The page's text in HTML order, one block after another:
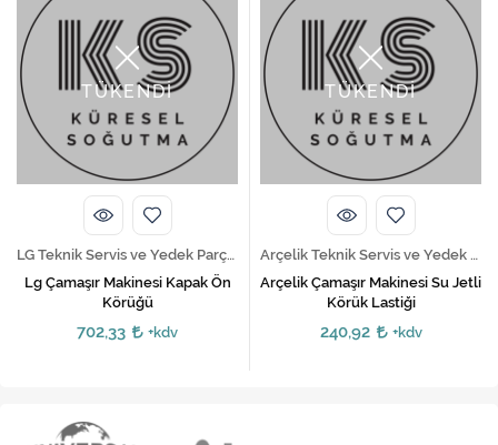
TÜKENDİ
LG Teknik Servis ve Yedek Parça Hizmetleri
Lg Çamaşır Makinesi Kapak Ön
Körüğü
702,33 +kdv
TÜKENDİ
Arçelik Teknik Servis ve Yedek Parça Hizmetleri
Arçelik Çamaşır Makinesi Su Jetli
Körük Lastiği
240,92 +kdv